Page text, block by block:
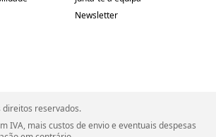
Newsletter
direitos reservados.
IVA, mais custos de envio e eventuais despesas